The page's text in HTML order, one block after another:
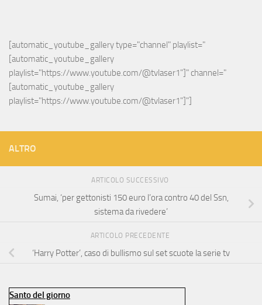
[automatic_youtube_gallery type="channel" playlist="
[automatic_youtube_gallery
playlist="https://www.youtube.com/@tvlaser1"]" channel="
[automatic_youtube_gallery
playlist="https://www.youtube.com/@tvlaser1"]"]
ALTRO
ARTICOLO SUCCESSIVO
Sumai, ‘per gettonisti 150 euro l’ora contro 40 del Ssn,
sistema da rivedere’
ARTICOLO PRECEDENTE
‘Harry Potter’, caso di bullismo sul set scuote la serie tv
Santo del giorno